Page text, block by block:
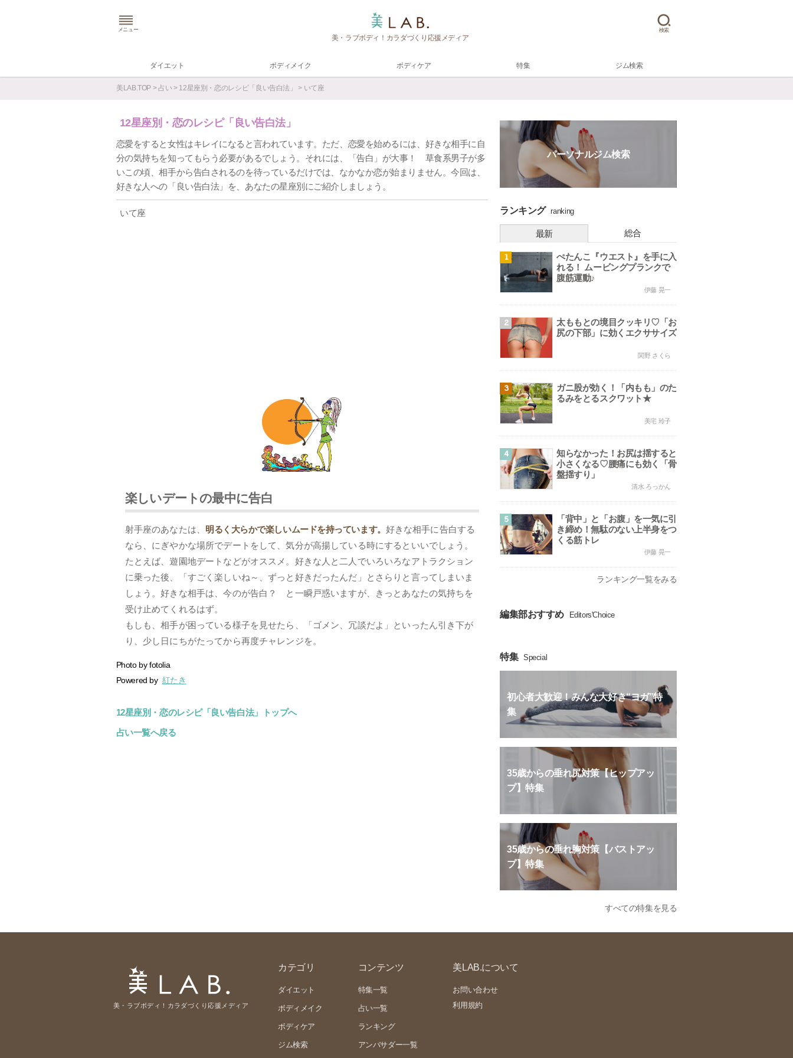
メニュー
美・ラブボディ！カラダづくり応援メディア
検索
ダイエット ボディメイク ボディケア 特集 ジム検索
美LAB.TOP >占い > 12星座別・恋のレシピ「良い告白法」 > いて座
12星座別・恋のレシピ「良い告白法」
恋愛をすると女性はキレイになると言われています。ただ、恋愛を始めるには、好きな相手に自
分の気持ちを知ってもらう必要があるでしょう。それには、「告白」が大事！ 草食系男子が多
いこの頃、相手から告白されるのを待っているだけでは、なかなか恋が始まりません。今回は、
好きな人への「良い告白法」を、あなたの星座別にご紹介しましょう。
いて座
楽しいデートの最中に告白
射手座のあなたは、 明るく大らかで楽しいムードを持っています。 好きな相手に告白する
なら、にぎやかな場所でデートをして、気分が高揚している時にするといいでしょう。
たとえば、遊園地デートなどがオススメ。好きな人と二人でいろいろなアトラクション
に乗った後、「すごく楽しいね～、ずっと好きだったんだ」とさらりと言ってしまいま
しょう。好きな相手は、今のが告白？ と一瞬戸惑いますが、きっとあなたの気持ちを
受け止めてくれるはず。
もしも、相手が困っている様子を見せたら、「ゴメン、冗談だよ」といったん引き下が
り、少し日にちがたってから再度チャレンジを。
Photo byfotolia
Powered by 紅たき
12星座別・恋のレシピ「良い告白法」トップへ
占い一覧へ戻る
パーソナルジム検索
ランキング ranking
最新 総合
1
ぺたんこ『ウエスト』を手に入
れる！ ムービングプランクで
腹筋運動♪
伊藤 晃一
2
太ももとの境目クッキリ♡「お
尻の下部」に効くエクササイズ
関野 さくら
3
ガニ股が効く！「内もも」のた
るみをとるスクワット★
美宅 玲子
4
知らなかった！お尻は揺すると
小さくなる♡腰痛にも効く「骨
盤揺すり」
清水 ろっかん
5
「背中」と「お腹」を一気に引
き締め！無駄のない上半身をつ
くる筋トレ
伊藤 晃一
ランキング一覧をみる
編集部おすすめ Editors'Choice
特集 Special
初心者大歓迎！みんな大好き“ヨガ”特
集
35歳からの垂れ尻対策【ヒップアッ
プ】特集
35歳からの垂れ胸対策【バストアッ
プ】特集
すべての特集を見る
美・ラブボディ！カラダづくり応援メディア
カテゴリ
ダイエット
ボディメイク
ボディケア
ジム検索
コンテンツ
特集一覧
占い一覧
ランキング
アンバサダー一覧
美LAB.について
お問い合わせ
利用規約